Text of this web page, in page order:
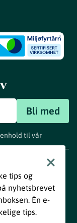
Bli med
til vår
tips og
nyhetsbrevet
Én e-
tips.